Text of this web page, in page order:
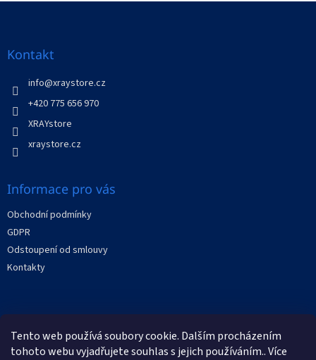
Tento web používá soubory cookie. Dalším procházením
tohoto webu vyjadřujete souhlas s jejich používáním.. Více
Kontakt
info@xraystore.cz
+420 775 656 970
XRAYstore
xraystore.cz
Informace pro vás
Obchodní podmínky
GDPR
Odstoupení od smlouvy
Kontakty
XRAYstore